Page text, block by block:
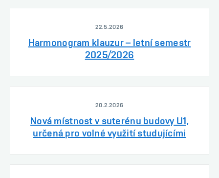
22.5.2026
Harmonogram klauzur – letní semestr
2025/2026
20.2.2026
Nová místnost v suterénu budovy U1,
určená pro volné využití studujícími